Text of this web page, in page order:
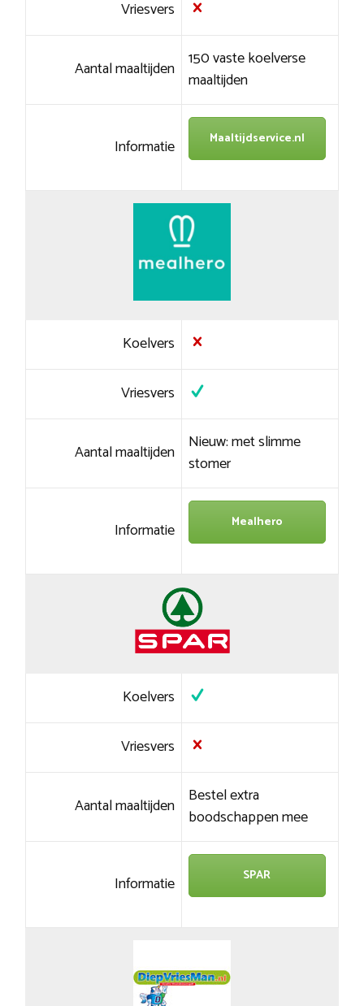
Vriesvers
Aantal maaltijden 150 vaste koelverse
maaltijden
Informatie Maaltijdservice.nl
Koelvers
Vriesvers
Aantal maaltijden Nieuw: met slimme
stomer
Informatie Mealhero
Koelvers
Vriesvers
Aantal maaltijden Bestel extra
boodschappen mee
Informatie SPAR